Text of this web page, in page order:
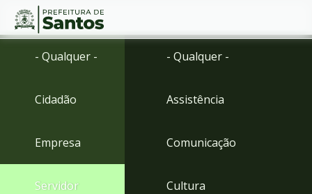
Ir
menu
Conteúdo
- Qualquer -
Cidadão
Empresa
Servidor
- Qualquer -
Assistência
Comunicação
Cultura